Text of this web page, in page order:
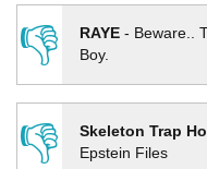
👎
RAYE- Beware..
Boy.
👎 Skeleton Trap
Epstein Files